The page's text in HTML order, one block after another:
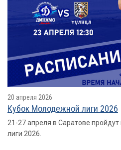
20 апреля 2026
Кубок Молодежной лиги 2026
21-27 апреля в Саратове
лиги 2026.